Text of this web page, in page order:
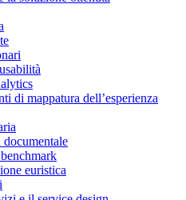
di mappatura dell’esperienza
euristica